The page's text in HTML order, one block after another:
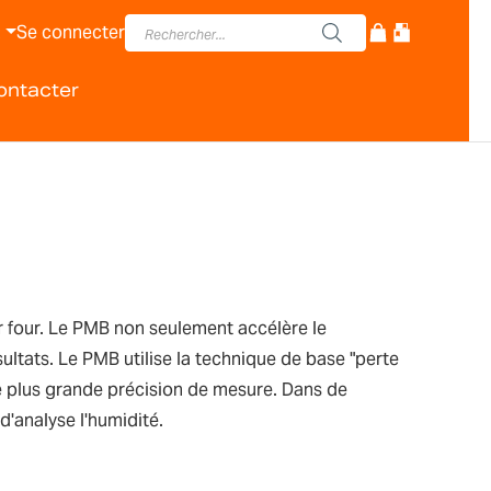
Se connecter
Le PMB non seulement accélère le
Le PMB utilise la technique de base "perte
grande précision de mesure. Dans de
l'humidité.